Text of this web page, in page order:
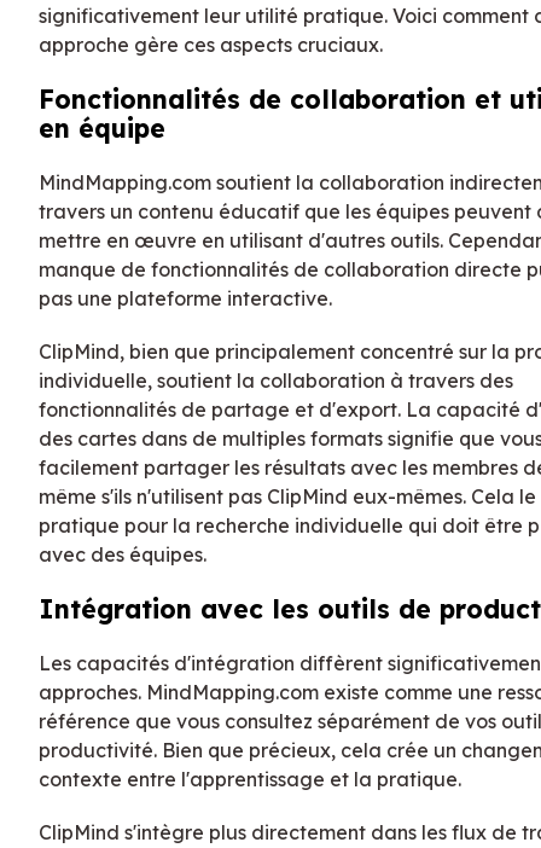
significativement leur utilité pratique. Voici comment
approche gère ces aspects cruciaux.
Fonctionnalités de collaboration et
en équipe
MindMapping.com soutient la collaboration
travers un contenu éducatif que les équipes peuvent
mettre en œuvre en utilisant d'autres outils.
manque de fonctionnalités de collaboration directe
pas une plateforme interactive.
ClipMind, bien que principalement concentré sur la
individuelle, soutient la collaboration à travers des
fonctionnalités de partage et d'export. La capacité
des cartes dans de multiples formats signifie que
facilement partager les résultats avec les membres
même s'ils n'utilisent pas ClipMind eux-mêmes. Cela
pratique pour la recherche individuelle qui doit être
avec des équipes.
Intégration avec les outils de
Les capacités d'intégration diffèrent
approches. MindMapping.com existe comme une
référence que vous consultez séparément de vos
productivité. Bien que précieux, cela crée un
contexte entre l'apprentissage et la pratique.
ClipMind s'intègre plus directement dans les flux de